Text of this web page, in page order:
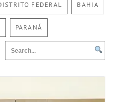
FEDERAL BAHIA
PARANÁ